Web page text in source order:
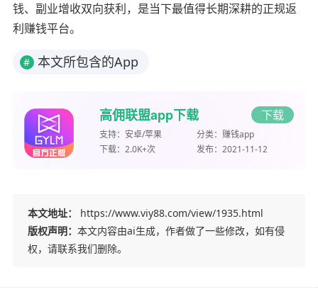
钱、副业增收双向获利，是当下最值得长期深耕的正规返
利赚钱平台。
# 本文所包含的App
高佣联盟app下载 下载
支持： 安卓/苹果 分类： 赚钱app
下载： 2.0K+次 发布： 2021-11-12
本文地址：
https://www.viy88.com/view/1935.html
版权声明： 本文内容由ai生成，作者做了一些修改，如有侵
权，请联系我们删除。